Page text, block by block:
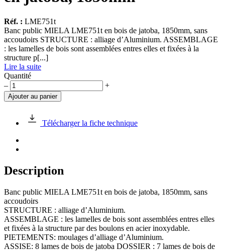
Réf. : LME751t
Banc public MIELA LME751t en bois de jatoba, 1850mm, sans
accoudoirs STRUCTURE : alliage d’Aluminium. ASSEMBLAGE
: les lamelles de bois sont assemblées entres elles et fixées à la
structure p[...]
Lire la suite
Quantité
quantité
de
Banc
MIELA
jatoba,
– +
Ajouter au panier
Télécharger la fiche technique
Description
Banc public MIELA LME751t en bois de jatoba, 1850mm, sans
accoudoirs
STRUCTURE : alliage d’Aluminium.
ASSEMBLAGE : les lamelles de bois sont assemblées entres elles
et fixées à la structure par des boulons en acier inoxydable.
PIETEMENTS: moulages d’alliage d’Aluminium.
ASSISE: 8 lames de bois de jatoba DOSSIER : 7 lames de bois de